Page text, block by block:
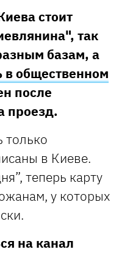
стоит
так
базам, а
в общественном
после
проезд.
только
в Киеве.
теперь карту
у которых
на канал